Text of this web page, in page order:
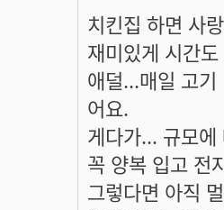
치킨집 하면 사
재미있게 시간
애덜...매일 고
어요.
게다가... 규모
꼭 양복 입고 전
그렇다면 아직